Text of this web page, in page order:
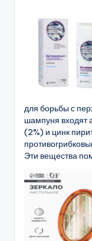
для борьбы с
шампуня входят
(2%) и цинк
Эти вещества